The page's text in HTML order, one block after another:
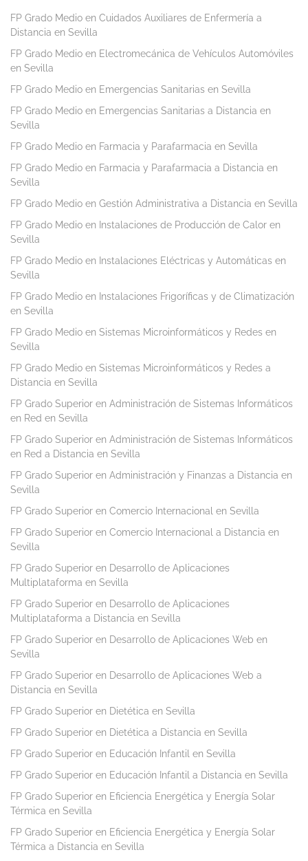
FP Grado Medio en Cuidados Auxiliares de Enfermería a
Distancia en Sevilla
FP Grado Medio en Electromecánica de Vehículos Automóviles
en Sevilla
FP Grado Medio en Emergencias Sanitarias en Sevilla
FP Grado Medio en Emergencias Sanitarias a Distancia en
Sevilla
FP Grado Medio en Farmacia y Parafarmacia en Sevilla
FP Grado Medio en Farmacia y Parafarmacia a Distancia en
Sevilla
FP Grado Medio en Gestión Administrativa a Distancia en Sevilla
FP Grado Medio en Instalaciones de Producción de Calor en
Sevilla
FP Grado Medio en Instalaciones Eléctricas y Automáticas en
Sevilla
FP Grado Medio en Instalaciones Frigoríficas y de Climatización
en Sevilla
FP Grado Medio en Sistemas Microinformáticos y Redes en
Sevilla
FP Grado Medio en Sistemas Microinformáticos y Redes a
Distancia en Sevilla
FP Grado Superior en Administración de Sistemas Informáticos
en Red en Sevilla
FP Grado Superior en Administración de Sistemas Informáticos
en Red a Distancia en Sevilla
FP Grado Superior en Administración y Finanzas a Distancia en
Sevilla
FP Grado Superior en Comercio Internacional en Sevilla
FP Grado Superior en Comercio Internacional a Distancia en
Sevilla
FP Grado Superior en Desarrollo de Aplicaciones
Multiplataforma en Sevilla
FP Grado Superior en Desarrollo de Aplicaciones
Multiplataforma a Distancia en Sevilla
FP Grado Superior en Desarrollo de Aplicaciones Web en
Sevilla
FP Grado Superior en Desarrollo de Aplicaciones Web a
Distancia en Sevilla
FP Grado Superior en Dietética en Sevilla
FP Grado Superior en Dietética a Distancia en Sevilla
FP Grado Superior en Educación Infantil en Sevilla
FP Grado Superior en Educación Infantil a Distancia en Sevilla
FP Grado Superior en Eficiencia Energética y Energía Solar
Térmica en Sevilla
FP Grado Superior en Eficiencia Energética y Energía Solar
Térmica a Distancia en Sevilla